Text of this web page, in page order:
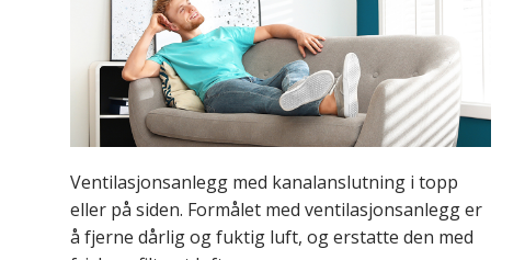
Ventilasjonsanlegg med kanalanslutning i topp
eller på siden. Formålet med ventilasjonsanlegg er
å fjerne dårlig og fuktig luft, og erstatte den med